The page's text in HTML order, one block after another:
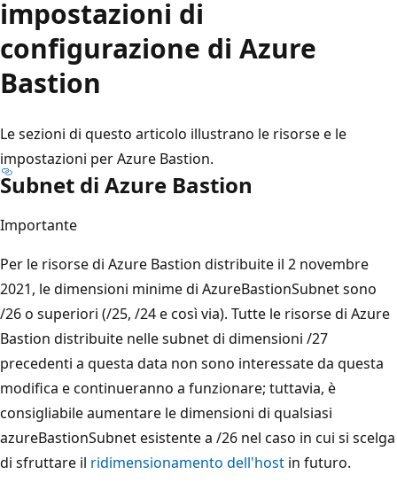
impostazioni di
configurazione di Azure
Bastion
Le sezioni di questo articolo illustrano le risorse e le
impostazioni per Azure Bastion.
Subnet di Azure Bastion
Importante
Per le risorse di Azure Bastion distribuite il 2 novembre
2021, le dimensioni minime di AzureBastionSubnet sono
/26 o superiori (/25, /24 e così via). Tutte le risorse di Azure
Bastion distribuite nelle subnet di dimensioni /27
precedenti a questa data non sono interessate da questa
modifica e continueranno a funzionare; tuttavia, è
consigliabile aumentare le dimensioni di qualsiasi
azureBastionSubnet esistente a /26 nel caso in cui si scelga
di sfruttare il ridimensionamento dell'host in futuro.